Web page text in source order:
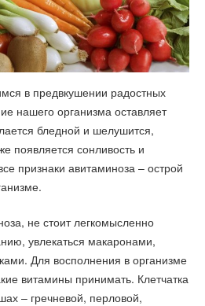
в предвкушении радостных
нашего организма оставляет
бледной и шелушится,
появляется сонливость и
признаки авитаминоза – острой
не стоит легкомысленно
увлекаться макаронами,
Для восполнения в организме
витамины принимать. Клетчатка
– гречневой, перловой,